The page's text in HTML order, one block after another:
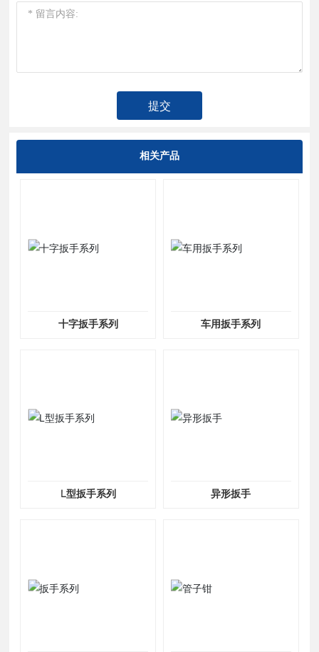
提交
相关产品
十字扳手系列 车用扳手系列
L型扳手系列 异形扳手